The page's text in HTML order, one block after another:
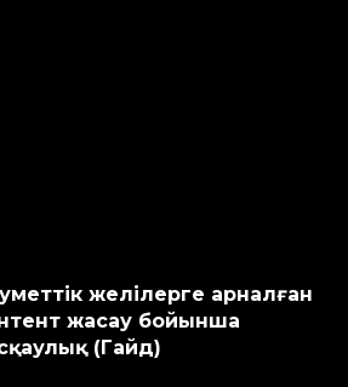
желілерге арналған
жасау бойынша
(Гайд)